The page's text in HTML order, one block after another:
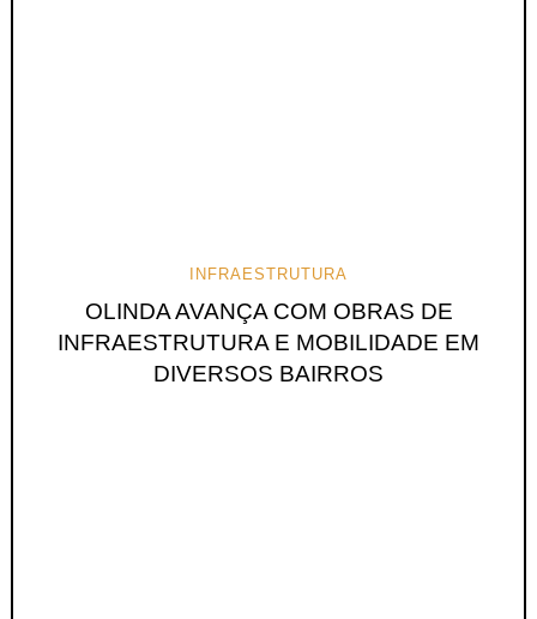
INFRAESTRUTURA
OLINDA AVANÇA COM OBRAS DE
INFRAESTRUTURA E MOBILIDADE EM
DIVERSOS BAIRROS